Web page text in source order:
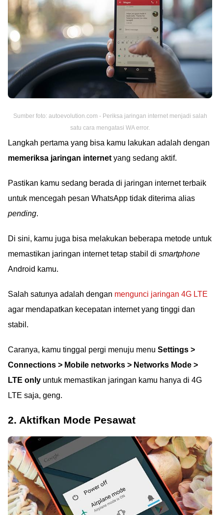
Sumber foto: autoevolution.com - Periksa jaringan internet menjadi salah
satu cara mengatasi WA error.
Langkah pertama yang bisa kamu lakukan adalah dengan
memeriksa jaringan internet yang sedang aktif.
Pastikan kamu sedang berada di jaringan internet terbaik
untuk mencegah pesan WhatsApp tidak diterima alias
pending.
Di sini, kamu juga bisa melakukan beberapa metode untuk
memastikan jaringan internet tetap stabil di smartphone
Android kamu.
Salah satunya adalah dengan mengunci jaringan 4G LTE
agar mendapatkan kecepatan internet yang tinggi dan
stabil.
Caranya, kamu tinggal pergi menuju menu Settings >
Connections > Mobile networks > Networks Mode >
LTE only untuk memastikan jaringan kamu hanya di 4G
LTE saja, geng.
2. Aktifkan Mode Pesawat